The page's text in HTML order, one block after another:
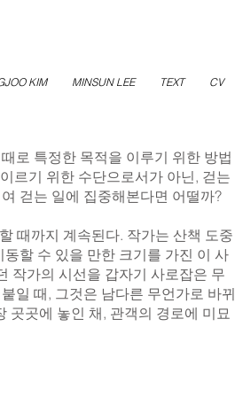
KIM MINSUN LEE TEXT CV
로 특정한 목적을 이루기 위한 방법
르기 위한 수단으로서가 아닌, 걷는
걷는 일에 집중해본다면 어떨까?
때까지 계속된다. 작가는 산책 도중
할 수 있을 만한 크기를 가진 이 사
작가의 시선을 갑자기 사로잡은 무
일 때, 그것은 남다른 무언가로 바뀌
곳곳에 놓인 채, 관객의 경로에 미묘